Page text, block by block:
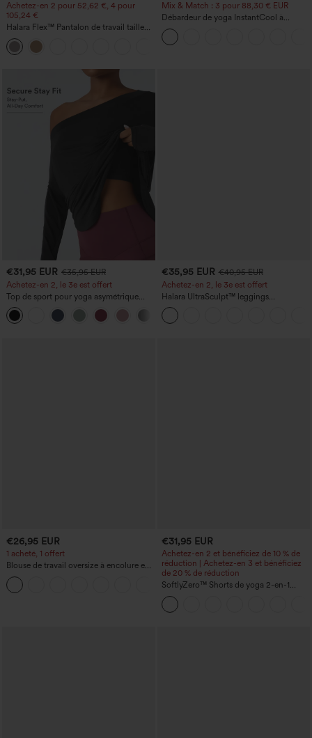
Achetez-en 2 pour 52,62 €, 4 pour
105,24 €
Halara Flex™ Pantalon de travail taille
haute sculptant la silhouette, gainant la
taille, avec poches, jambe large en
micro-gaufre
Mix & Match : 3 pour 88,30 € EUR
Débardeur de yoga InstantCool à
encolure en U et ourlet arrondi –
UPF50+
€31,95 EUR €35,95 EUR
Achetez-en 2, le 3e est offert
Top de sport pour yoga asymétrique
(une épaule) à manches longues avec
ouverture pour le pouce, ourlet arrondi
haut-bas, séchage rapide, soutien-gorge
€35,95 EUR €40,95 EUR
Achetez-en 2, le 3e est offert
Halara UltraSculpt™ leggings
d'entraînement taille haute — fronces
liftantes pour le fessier, maintien gainant
du ventre et poche
€26,95 EUR
1 acheté, 1 offert
Blouse de travail oversize à encolure en
V, manches courtes, en tissu
anti‑froissage
+1
€31,95 EUR
Achetez-en 2 et bénéficiez de 10 % de
réduction | Achetez-en 3 et bénéficiez
de 20 % de réduction
SoftlyZero™ Shorts de yoga 2-en-1
InstantCool, super taille haute, aérés, 5''
avec poches — longueur allongée